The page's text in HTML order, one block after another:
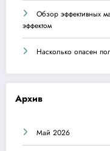
Обзор эффективных
эффектом
Насколько опасен
Архив
Май 2026